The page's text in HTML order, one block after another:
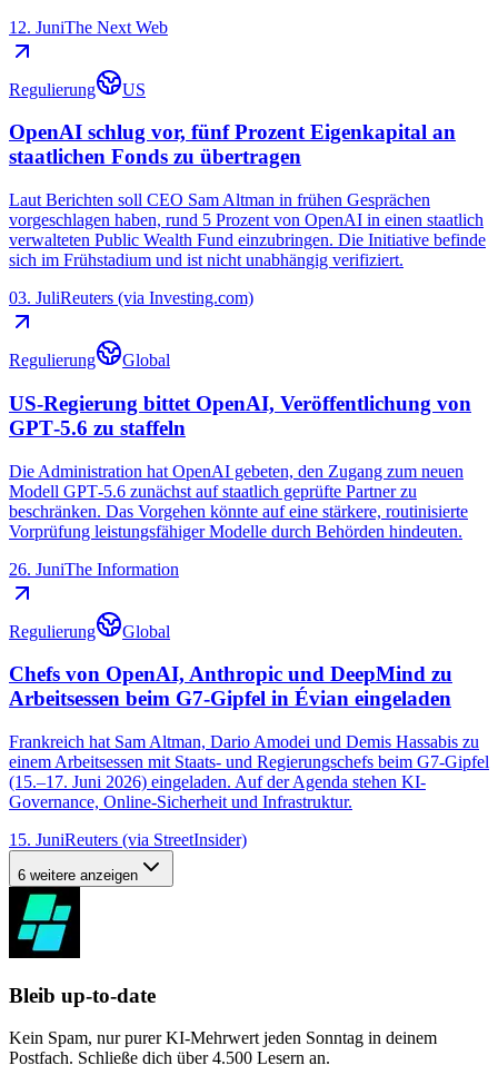
12. JuniThe Next Web
Regulierung US
OpenAI schlug vor, fünf Prozent Eigenkapital an
staatlichen Fonds zu übertragen
Laut Berichten soll CEO Sam Altman in frühen Gesprächen
vorgeschlagen haben, rund 5 Prozent von OpenAI in einen staatlich
verwalteten Public Wealth Fund einzubringen. Die Initiative befinde
sich im Frühstadium und ist nicht unabhängig verifiziert.
03. JuliReuters (via Investing.com)
Regulierung Global
US-Regierung bittet OpenAI, Veröffentlichung von
GPT‑5.6 zu staffeln
Die Administration hat OpenAI gebeten, den Zugang zum neuen
Modell GPT‑5.6 zunächst auf staatlich geprüfte Partner zu
beschränken. Das Vorgehen könnte auf eine stärkere, routinisierte
Vorprüfung leistungsfähiger Modelle durch Behörden hindeuten.
26. JuniThe Information
Regulierung Global
Chefs von OpenAI, Anthropic und DeepMind zu
Arbeitsessen beim G7-Gipfel in Évian eingeladen
Frankreich hat Sam Altman, Dario Amodei und Demis Hassabis zu
einem Arbeitsessen mit Staats- und Regierungschefs beim G7-Gipfel
(15.–17. Juni 2026) eingeladen. Auf der Agenda stehen KI-
Governance, Online-Sicherheit und Infrastruktur.
15. JuniReuters (via StreetInsider)
6 weitere anzeigen
Bleib up-to-date
Kein Spam, nur purer KI-Mehrwert jeden Sonntag in deinem
Postfach. Schließe dich über4.500 Lesern an.